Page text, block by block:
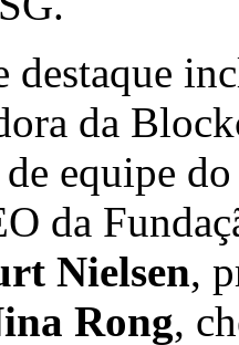
destaque
da
equipe
da
Nielsen,
Rong,